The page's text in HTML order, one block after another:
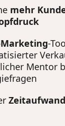
mehr
Marketing-
Mentor